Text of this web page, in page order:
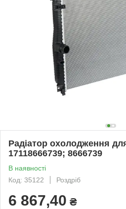
Радіатор охолодження
17118666739; 8666739
В наявності
Код: 35122
Роздріб
6 867,40 ₴